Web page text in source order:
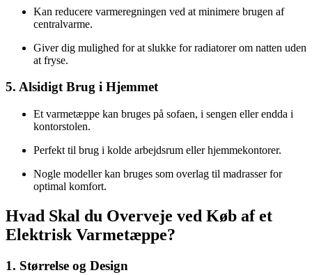
Kan reducere varmeregningen ved at minimere brugen af
centralvarme.
Giver dig mulighed for at slukke for radiatorer om natten uden
at fryse.
5. Alsidigt Brug i Hjemmet
Et varmetæppe kan bruges på sofaen, i sengen eller endda i
kontorstolen.
Perfekt til brug i kolde arbejdsrum eller hjemmekontorer.
Nogle modeller kan bruges som overlag til madrasser for
optimal komfort.
Hvad Skal du Overveje ved Køb af et
Elektrisk Varmetæppe?
1. Størrelse og Design